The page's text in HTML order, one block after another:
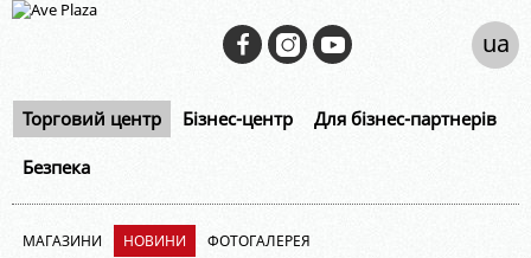
Торговий центр Бізнес-центр Для бізнес-партнерів
Безпека
ua
МАГАЗИНИ НОВИНИ ФОТОГАЛЕРЕЯ